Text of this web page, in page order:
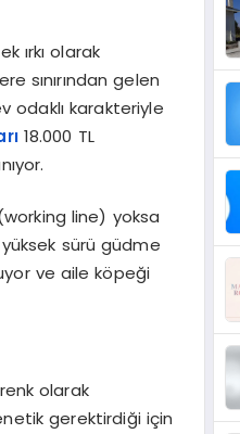
ırkı olarak
sınırından gelen
odaklı karakteriyle
18.000 TL
line) yoksa
sürü güdme
ve aile köpeği
olarak
gerektirdiği için